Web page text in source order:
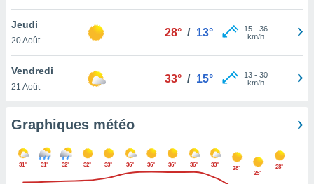
cas,
que
sur le
que
ne
Jeudi
20 Août
28° / 13° 15- 36
km/h
Vendredi
21 Août
33° / 15° 13- 30
km/h
Graphiques météo
31° 31° 32° 32° 33° 36° 36° 36° 36° 33°
28°
25°
28°